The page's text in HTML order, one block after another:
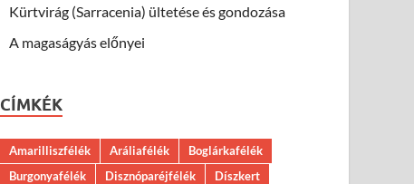
Kürtvirág (Sarracenia) ültetése és gondozása
A magaságyás előnyei
CÍMKÉK
Amarilliszfélék Aráliafélék
Boglárkafélék
Burgonyafélék
Disznóparéjfélék
Díszkert